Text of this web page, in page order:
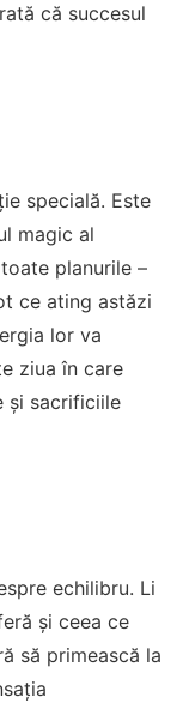
că succesul
specială. Este
magic al
planurile –
ce ating astăzi
lor va
ziua în care
și sacrificiile
echilibru. Li
și ceea ce
să primească la